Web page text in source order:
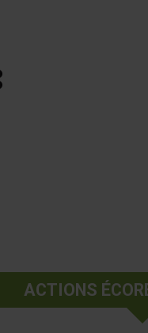
Partager
ACTIONS